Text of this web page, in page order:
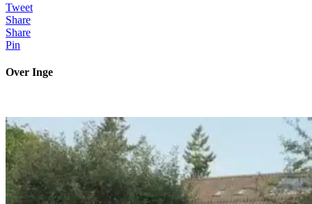
Tweet
Share
Share
Pin
Over Inge